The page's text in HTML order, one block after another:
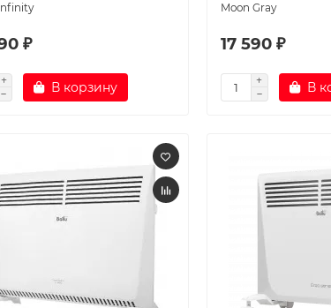
₽
В корзину
Moon Gray
17 590 ₽
В